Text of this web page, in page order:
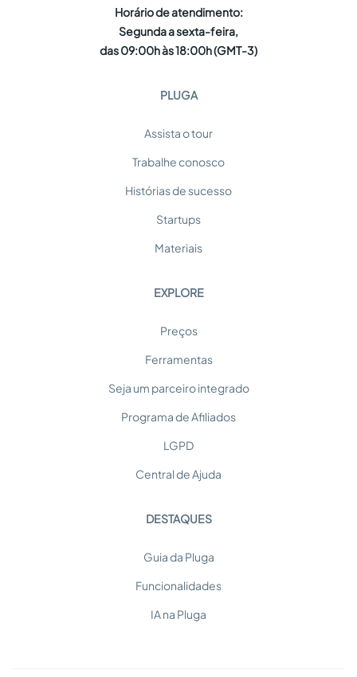
Horário de atendimento:
Segunda a sexta-feira,
das 09:00h às 18:00h (GMT-3)
PLUGA
Assista o tour
Trabalhe conosco
Histórias de sucesso
Startups
Materiais
EXPLORE
Preços
Ferramentas
Seja um parceiro integrado
Programa de Afiliados
LGPD
Central de Ajuda
DESTAQUES
Guia da Pluga
Funcionalidades
IA na Pluga